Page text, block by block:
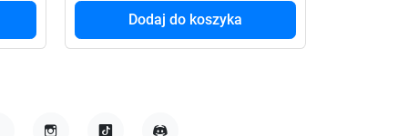
Dodaj do koszyka